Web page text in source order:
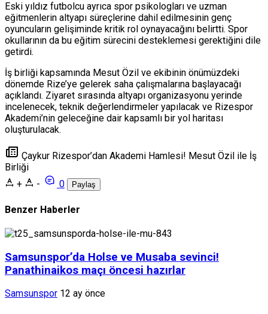
Eski yıldız futbolcu ayrıca spor psikologları ve uzman
eğitmenlerin altyapı süreçlerine dahil edilmesinin genç
oyuncuların gelişiminde kritik rol oynayacağını belirtti. Spor
okullarının da bu eğitim sürecini desteklemesi gerektiğini dile
getirdi.
İş birliği kapsamında Mesut Özil ve ekibinin önümüzdeki
dönemde Rize’ye gelerek saha çalışmalarına başlayacağı
açıklandı. Ziyaret sırasında altyapı organizasyonu yerinde
incelenecek, teknik değerlendirmeler yapılacak ve Rizespor
Akademi’nin geleceğine dair kapsamlı bir yol haritası
oluşturulacak.
Çaykur Rizespor’dan Akademi Hamlesi! Mesut Özil ile İş
Birliği
+
- 0 Paylaş
Benzer Haberler
Samsunspor’da Holse ve Musaba sevinci!
Panathinaikos maçı öncesi hazırlar
Samsunspor 12 ay önce